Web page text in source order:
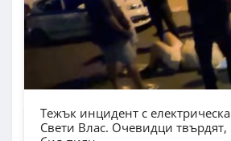
Тежък инцидент с
Свети Влас. Очевидци твърдят,